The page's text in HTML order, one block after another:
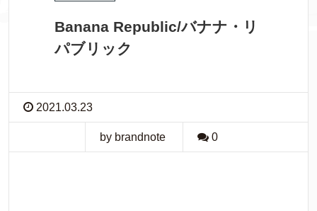
Banana Republic/バナナ・リ
パブリック
2021.03.23
by brandnote 0